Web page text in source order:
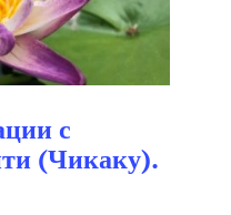
с
(Чикаку).